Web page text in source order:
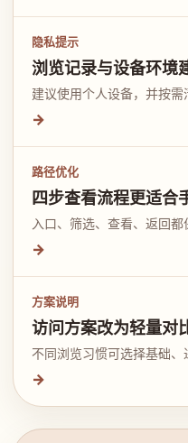
隐私提示
浏览记录与设备环境
建议使用个人设备，并按需
→
路径优化
四步查看流程更适合
入口、筛选、查看、返回都
→
方案说明
访问方案改为轻量对
不同浏览习惯可选择基础、
→